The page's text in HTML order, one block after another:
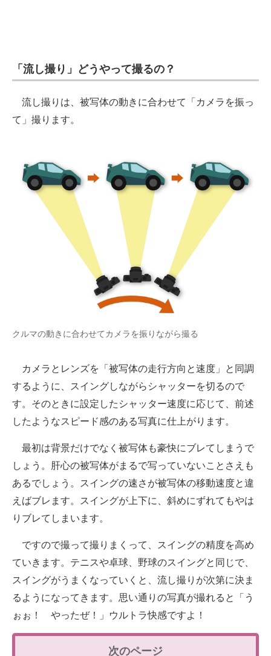
「流し撮り」どうやって撮るの？
流し撮りは、被写体の動きに合わせて「カメラを振っ
て」撮ります。
クルマの動きに合わせてカメラを振りながら撮る
カメラとレンズを「被写体の走行方向と速度」と同調
するように、スイングしながらシャッターを切るので
す。そのときに設定したシャッター速度に応じて、前述
したようなスピード感のある写真に仕上がります。
最初は背景だけでなく被写体も豪快にブレてしまうで
しょう。肝心の被写体がまるで写っていないことさえも
あるでしょう。スイングの速さが被写体の移動速度と違
えばブレます。スイングが上下に、斜めにずれてもやは
りブレてしまいます。
ですので撮って撮りまくって、スイングの精度を高め
ていきます。テニスや卓球、野球のスイングと同じで、
スイングがうまくなっていくと、流し撮りが次第に決ま
るようになってきます。思い通りの写真が撮れると「う
ぉぉ！ やったぜ！」ウルトラ快感ですよ！